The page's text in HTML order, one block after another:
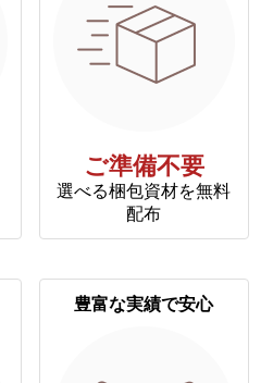
ご準備不要
選べる梱包資材を無料
配布
豊富な実績で安心